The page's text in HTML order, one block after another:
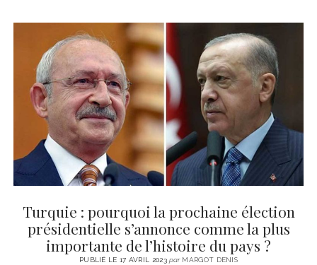
Turquie : pourquoi la prochaine élection
présidentielle s’annonce comme la plus
importante de l’histoire du pays ?
PUBLIÉ LE 17 AVRIL 2023parMARGOT DENIS